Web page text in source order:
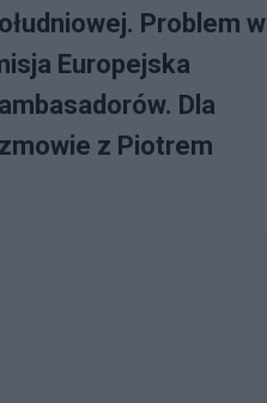
Problem w
Europejska
Dla
z Piotrem